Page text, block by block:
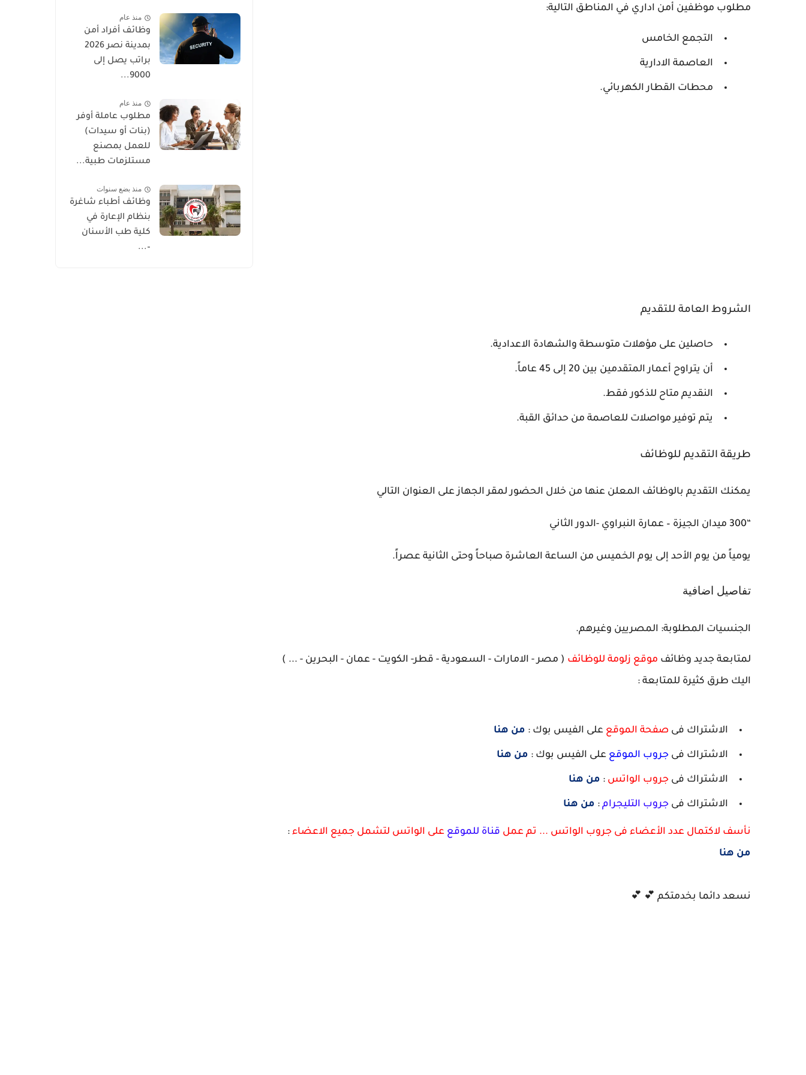
مطلوب موظفين أمن اداري في المناطق التالية:
التجمع الخامس
العاصمة الادارية
محطات القطار الكهربائي.
الشروط العامة للتقديم
حاصلين على مؤهلات متوسطة والشهادة الاعدادية.
أن يتراوح أعمار المتقدمين بين 20 إلى 45 عاماً.
النقديم متاح للذكور فقط.
يتم توفير مواصلات للعاصمة من حدائق القبة.
طريقة التقديم للوظائف
يمكنك التقديم بالوظائف المعلن عنها من خلال الحضور لمقر الجهاز على العنوان التالي
“300 ميدان الجيزة – عمارة النبراوي -الدور الثاني
يومياً من يوم الأحد إلى يوم الخميس من الساعة العاشرة صباحاً وحتى الثانية عصراً.
تفاصيل اضافية
الجنسيات المطلوبة: المصريين وغيرهم.
لمتابعة جديد وظائف موقع زلومة للوظائف ( مصر - الامارات - السعودية - قطر- الكويت - عمان - البحرين - ... )
اليك طرق كثيرة للمتابعة :
الاشتراك فى صفحة الموقع على الفيس بوك : من هنا
الاشتراك فى جروب الموقع على الفيس بوك : من هنا
الاشتراك فى جروب الواتس : من هنا
الاشتراك فى جروب التليجرام : من هنا
نأسف لاكتمال عدد الأعضاء فى جروب الواتس ... تم عمل قناة للموقع على الواتس لتشمل جميع الاعضاء :
من هنا
نسعد دائما بخدمتكم 💕 💕
منذ عام
وظائف أفراد أمن
بمدينة نصر 2026
براتب يصل إلى
9000...
منذ عام
مطلوب عاملة أوفر
(بنات أو سيدات)
للعمل بمصنع
مستلزمات طبية...
منذ بضع سنوات
وظائف أطباء شاغرة
بنظام الإعارة في
كلية طب الأسنان
–...